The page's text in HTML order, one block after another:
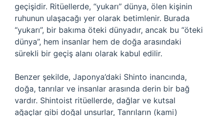
geçişidir. Ritüellerde, “yukarı” dünya, ölen kişinin
ruhunun ulaşacağı yer olarak betimlenir. Burada
“yukarı”, bir bakıma öteki dünyadır, ancak bu “öteki
dünya”, hem insanlar hem de doğa arasındaki
sürekli bir geçiş alanı olarak kabul edilir.
Benzer şekilde, Japonya’daki Shinto inancında,
doğa, tanrılar ve insanlar arasında derin bir bağ
vardır. Shintoist ritüellerde, dağlar ve kutsal
ağaçlar gibi doğal unsurlar, Tanrıların (kami)